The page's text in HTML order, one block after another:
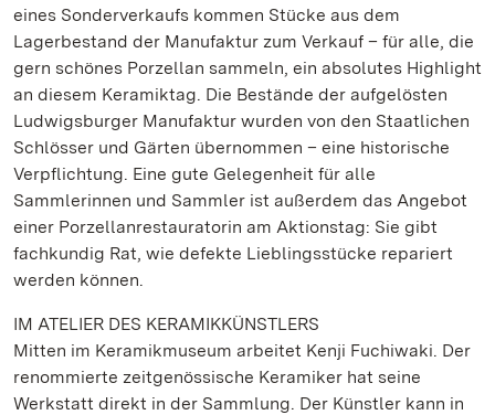
eines Sonderverkaufs kommen Stücke aus dem
Lagerbestand der Manufaktur zum Verkauf – für alle, die
gern schönes Porzellan sammeln, ein absolutes Highlight
an diesem Keramiktag. Die Bestände der aufgelösten
Ludwigsburger Manufaktur wurden von den Staatlichen
Schlösser und Gärten übernommen – eine historische
Verpflichtung. Eine gute Gelegenheit für alle
Sammlerinnen und Sammler ist außerdem das Angebot
einer Porzellanrestauratorin am Aktionstag: Sie gibt
fachkundig Rat, wie defekte Lieblingsstücke repariert
werden können.
IM ATELIER DES KERAMIKKÜNSTLERS
Mitten im Keramikmuseum arbeitet Kenji Fuchiwaki. Der
renommierte zeitgenössische Keramiker hat seine
Werkstatt direkt in der Sammlung. Der Künstler kann in